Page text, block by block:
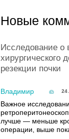
Новые
Исследование о
хирургического
резекции почки
Владимир
Важное
лучше — меньше
операции, выше